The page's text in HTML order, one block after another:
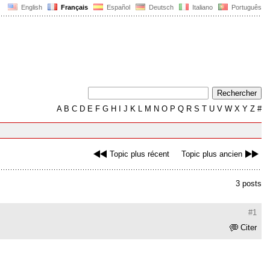
English Français Español Deutsch Italiano Português
AB C D E F G H J K L M N O P Q R S T U V W X Y Z #
Topic plus récent Topic plus ancien
3 posts
#1
Citer